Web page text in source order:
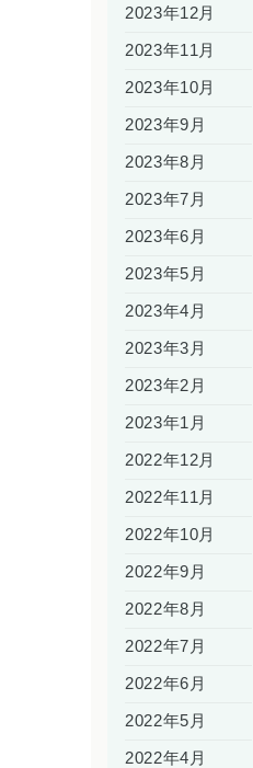
2023年12月
2023年11月
2023年10月
2023年9月
2023年8月
2023年7月
2023年6月
2023年5月
2023年4月
2023年3月
2023年2月
2023年1月
2022年12月
2022年11月
2022年10月
2022年9月
2022年8月
2022年7月
2022年6月
2022年5月
2022年4月